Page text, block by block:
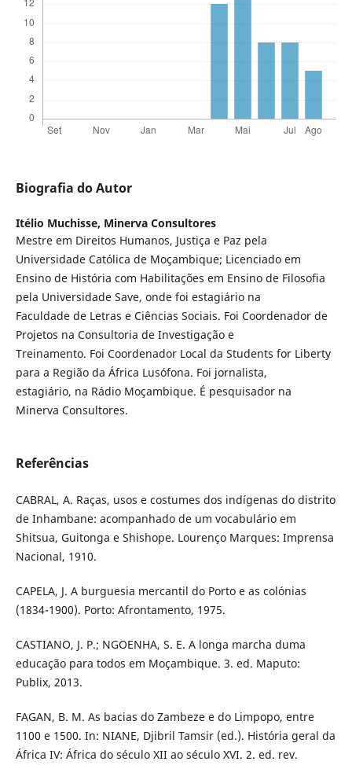
Biografia do Autor
Itélio Muchisse, Minerva Consultores
Mestre em Direitos Humanos, Justiça e Paz pela
Universidade Católica de Moçambique; Licenciado em
Ensino de História com Habilitações em Ensino de Filosofia
pela Universidade Save, onde foi estagiário na
Faculdade de Letras e Ciências Sociais. Foi Coordenador de
Projetos na Consultoria de Investigação e
Treinamento. Foi Coordenador Local da Students for Liberty
para a Região da África Lusófona. Foi jornalista,
estagiário, na Rádio Moçambique. É pesquisador na
Minerva Consultores.
Referências
CABRAL, A. Raças, usos e costumes dos indígenas do distrito
de Inhambane: acompanhado de um vocabulário em
Shitsua, Guitonga e Shishope. Lourenço Marques: Imprensa
Nacional, 1910.
CAPELA, J. A burguesia mercantil do Porto e as colónias
(1834-1900). Porto: Afrontamento, 1975.
CASTIANO, J. P.; NGOENHA, S. E. A longa marcha duma
educação para todos em Moçambique. 3. ed. Maputo:
Publix, 2013.
FAGAN, B. M. As bacias do Zambeze e do Limpopo, entre
1100 e 1500. In: NIANE, Djibril Tamsir (ed.). História geral da
África IV: África do século XII ao século XVI. 2. ed. rev.